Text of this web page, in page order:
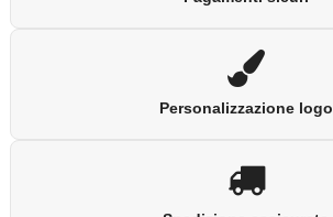
Personalizzazione logo